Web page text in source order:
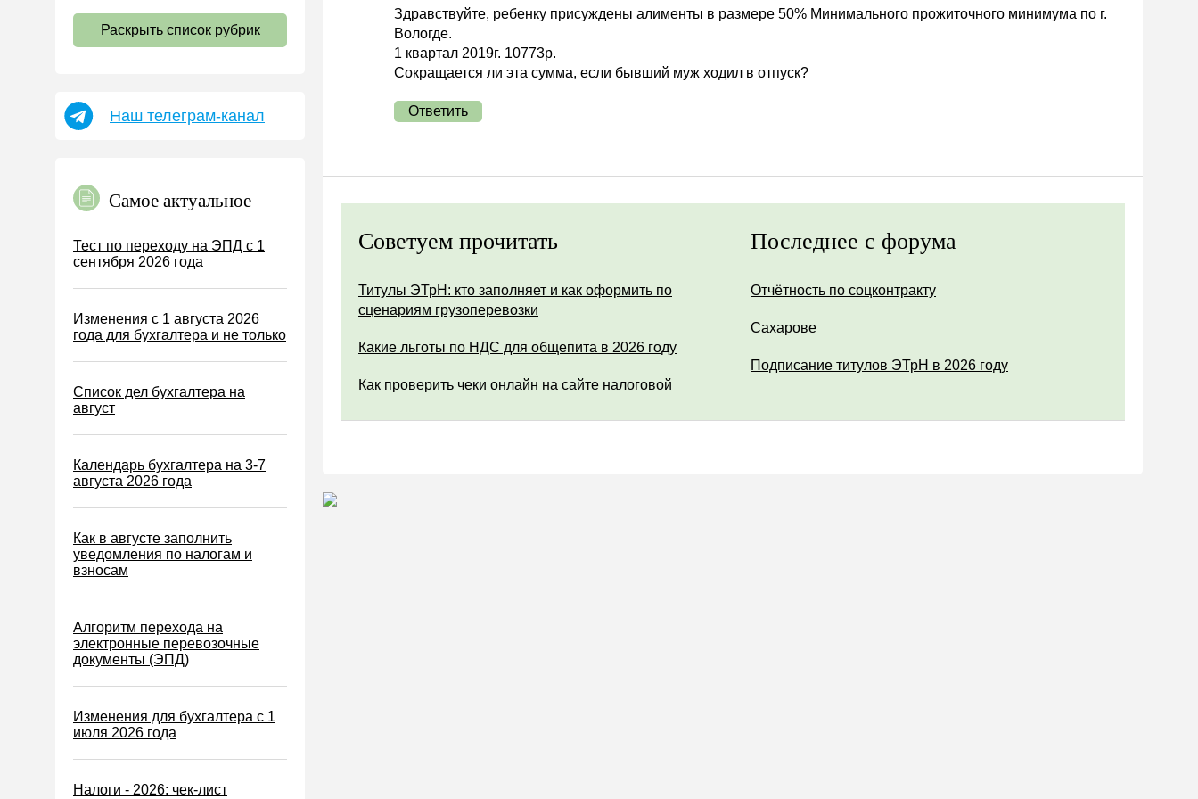
Страховые взносы 2026
УСН
Земельный налог
Налог на рекламу
Торговый сбор
Туристический налог
Водный налог
Экологический налог
Налог на игорный бизнес
Акцизы
Возврат и зачет налогов
Налоговые проверки
Статистика
Самозанятые
Банк
Онлайн-кассы ККТ ККМ
Раскрыть список рубрик
Наш телеграм-канал
Самое актуальное
Тест по переходу на ЭПД с 1
сентября 2026 года
Изменения с 1 августа 2026
года для бухгалтера и не только
Список дел бухгалтера на
август
Календарь бухгалтера на 3-7
августа 2026 года
Как в августе заполнить
уведомления по налогам и
взносам
Алгоритм перехода на
электронные перевозочные
документы (ЭПД)
Изменения для бухгалтера с 1
июля 2026 года
Налоги - 2026: чек-лист
Здравствуйте, ребенку присуждены алименты в размере 50% Минимального прожиточного минимума по г.
Вологде.
1 квартал 2019г. 10773р.
Сокращается ли эта сумма, если бывший муж ходил в отпуск?
Ответить
Советуем прочитать
Титулы ЭТрН: кто заполняет и как оформить по
сценариям грузоперевозки
Какие льготы по НДС для общепита в 2026 году
Как проверить чеки онлайн на сайте налоговой
Последнее с форума
Отчётность по соцконтракту
Сахарове
Подписание титулов ЭТрН в 2026 году